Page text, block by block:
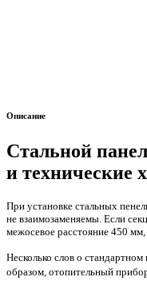
Описание
Стальной
и технические
При установке стальных
не взаимозаменяемы. Если
межосевое расстояние 450 мм,
Несколько слов о
образом, отопительный